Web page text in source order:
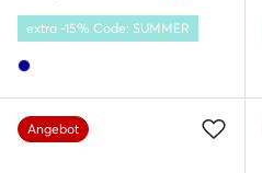
extra -15% Code: SUMMER
Angebot